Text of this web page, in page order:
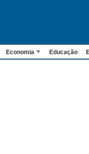
Economia Educação